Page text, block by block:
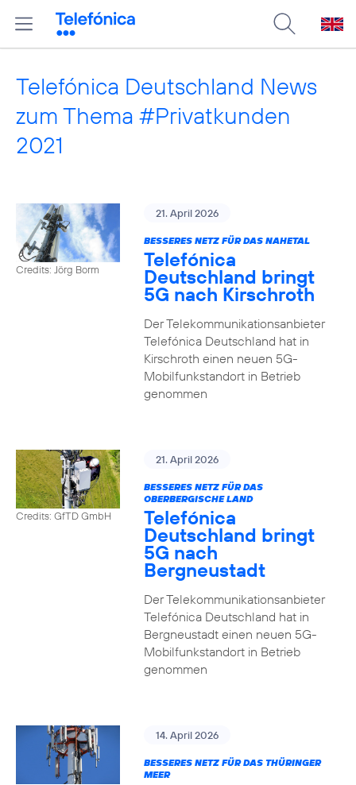
Telefónica Deutschland News
zum Thema #Privatkunden
2021
Credits: Jörg Borm
21. April 2026
BESSERES NETZ FÜR DAS NAHETAL
Telefónica
Deutschland bringt
5G nach Kirschroth
Der Telekommunikationsanbieter
Telefónica Deutschland hat in
Kirschroth einen neuen 5G-
Mobilfunkstandort in Betrieb
genommen
Credits: GfTD GmbH
21. April 2026
BESSERES NETZ FÜR DAS
OBERBERGISCHE LAND
Telefónica
Deutschland bringt
5G nach
Bergneustadt
Der Telekommunikationsanbieter
Telefónica Deutschland hat in
Bergneustadt einen neuen 5G-
Mobilfunkstandort in Betrieb
genommen
14. April 2026
BESSERES NETZ FÜR DAS THÜRINGER
MEER